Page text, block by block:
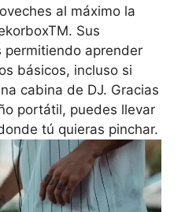
al máximo la
Sus
permitiendo aprender
básicos, incluso si
cabina de DJ. Gracias
portátil, puedes llevar
tú quieras pinchar.